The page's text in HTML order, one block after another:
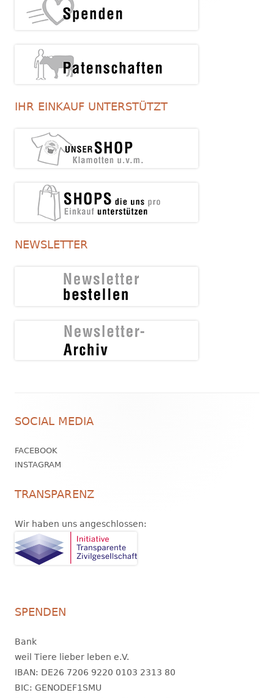
IHR EINKAUF UNTERSTÜTZT
NEWSLETTER
Inhalt
SOCIAL MEDIA
FACEBOOK
INSTAGRAM
TRANSPARENZ
Wir haben uns angeschlossen:
SPENDEN
Bank
weil Tiere lieber leben e.V.
IBAN: DE26 7206 9220 0103 2313 80
BIC: GENODEF1SMU